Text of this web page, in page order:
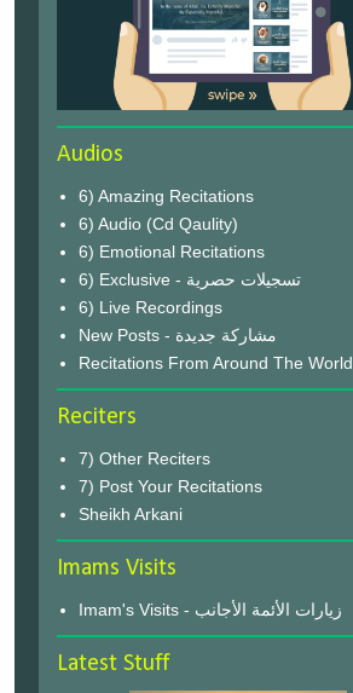
Audios
6) Amazing Recitations
6) Audio (Cd Qaulity)
6) Emotional Recitations
6) Exclusive - تسجيلات حصرية
6) Live Recordings
New Posts - مشاركة جديدة
Recitations From Around The World
Reciters
7) Other Reciters
7) Post Your Recitations
Sheikh Arkani
Imams Visits
Imam's Visits - زيارات الأئمة الأجانب
Latest Stuff